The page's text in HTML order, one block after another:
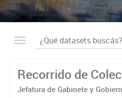
Recorrido de
Jefatura de Gabinete y